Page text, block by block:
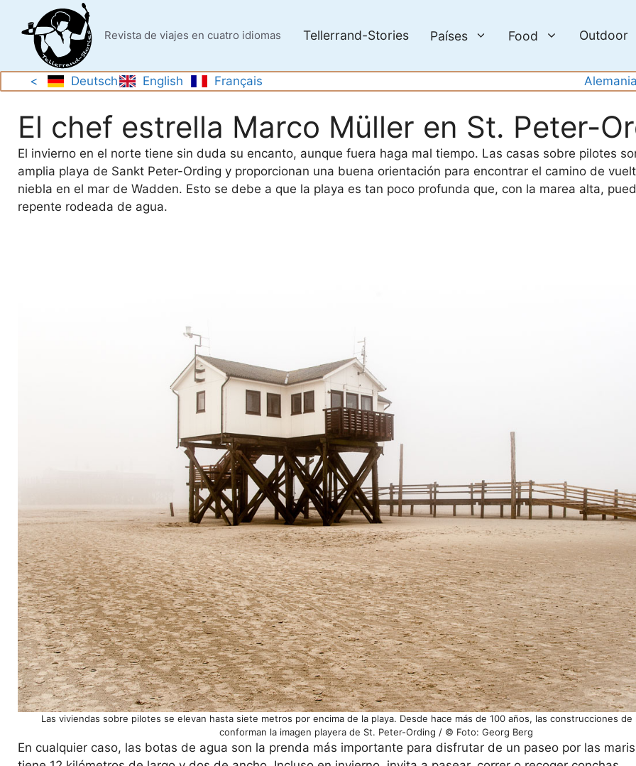
contenido
Revista de viajes en cuatro idiomas Tellerrand-Stories Países Food Outdoor
< Deutsch English Français
El chef estrella Marco Müller en St. Peter-
El invierno en el norte tiene sin duda su encanto, aunque fuera haga mal tiempo. Las casas sobre pilotes
amplia playa de Sankt Peter-Ording y proporcionan una buena orientación para encontrar el camino de
niebla en el mar de Wadden. Esto se debe a que la playa es tan poco profunda que, con la marea alta,
repente rodeada de agua.
Las viviendas sobre pilotes se elevan hasta siete metros por encima de la playa. Desde hace más de 100 años, las construcciones de
conforman la imagen playera de St. Peter-Ording / © Foto: Georg Berg
En cualquier caso, las botas de agua son la prenda más importante para disfrutar de un paseo por las